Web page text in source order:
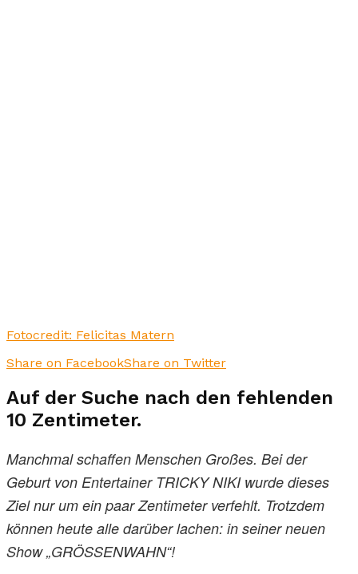
Fotocredit: Felicitas Matern
Share on FacebookShare on Twitter
Auf der Suche nach den fehlenden
10 Zentimeter.
Manchmal schaffen Menschen Großes. Bei der
Geburt von Entertainer TRICKY NIKI wurde dieses
Ziel nur um ein paar Zentimeter verfehlt. Trotzdem
können heute alle darüber lachen: in seiner neuen
Show „GRÖSSENWAHN“!